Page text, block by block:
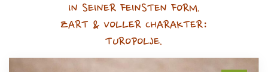
IN SEINER FEINSTEN FORM.
ZART & VOLLER CHARAKTER:
TUROPOLJE.